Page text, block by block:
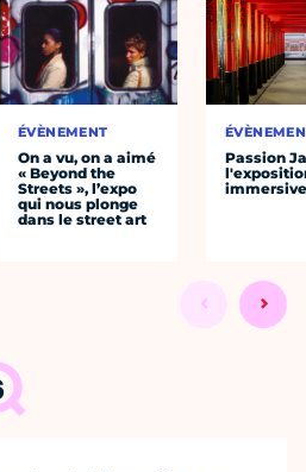
ÉVÈNEMENT
On a vu, on a aimé
« Beyond the
Streets », l’expo
qui nous plonge
dans le street art
Passion